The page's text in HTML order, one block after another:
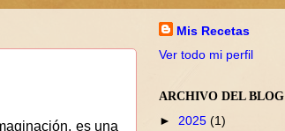
es una
Mis Recetas
Ver todo mi perfil
ARCHIVO DEL BLOG
► 2025 (1)